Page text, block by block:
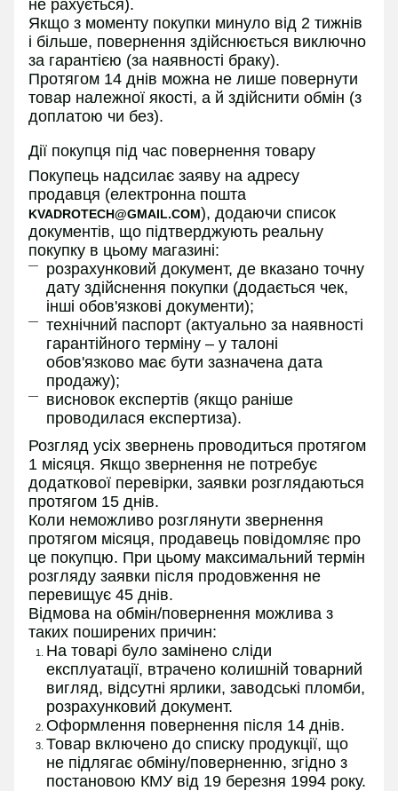
не рахується).
Якщо з моменту покупки минуло від 2 тижнів
і більше, повернення здійснюється виключно
за гарантією (за наявності браку).
Протягом 14 днів можна не лише повернути
товар належної якості, а й здійснити обмін (з
доплатою чи без).
Дії покупця під час повернення товару
Покупець надсилає заяву на адресу
продавця (електронна пошта
KVADROTECH@GMAIL.COM), додаючи список
документів, що підтверджують реальну
покупку в цьому магазині:
розрахунковий документ, де вказано точну
дату здійснення покупки (додається чек,
інші обов'язкові документи);
технічний паспорт (актуально за наявності
гарантійного терміну – у талоні
обов'язково має бути зазначена дата
продажу);
висновок експертів (якщо раніше
проводилася експертиза).
Розгляд усіх звернень проводиться протягом
1 місяця. Якщо звернення не потребує
додаткової перевірки, заявки розглядаються
протягом 15 днів.
Коли неможливо розглянути звернення
протягом місяця, продавець повідомляє про
це покупцю. При цьому максимальний термін
розгляду заявки після продовження не
перевищує 45 днів.
Відмова на обмін/повернення можлива з
таких поширених причин:
На товарі було замінено сліди
експлуатації, втрачено колишній товарний
вигляд, відсутні ярлики, заводські пломби,
розрахунковий документ.
Оформлення повернення після 14 днів.
Товар включено до списку продукції, що
не підлягає обміну/поверненню, згідно з
постановою КМУ від 19 березня 1994 року.